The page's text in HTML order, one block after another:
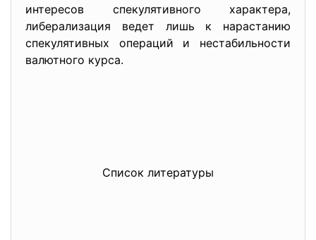
интересов спекулятивного характера,
либерализация ведет лишь к нарастанию
спекулятивных операций и нестабильности
валютного курса.
Список литературы